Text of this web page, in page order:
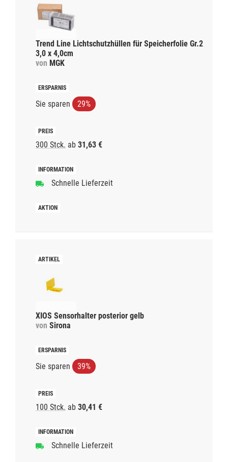
Trend Line Lichtschutzhüllen für Speicherfolie Gr.2
3,0 x 4,0cm
von MGK
Sie sparen 29%
300 Stck. ab 31,63 €
Schnelle Lieferzeit
XIOS Sensorhalter posterior gelb
von Sirona
Sie sparen 39%
100 Stck. ab 30,41 €
Schnelle Lieferzeit